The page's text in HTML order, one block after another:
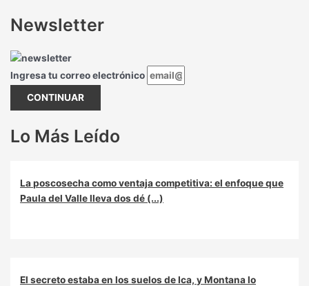
Newsletter
Ingresa tu correo electrónico
CONTINUAR
Lo Más Leído
La poscosecha como ventaja competitiva: el enfoque que
Paula del Valle lleva dos dé (...)
El secreto estaba en los suelos de Ica, y Montana lo